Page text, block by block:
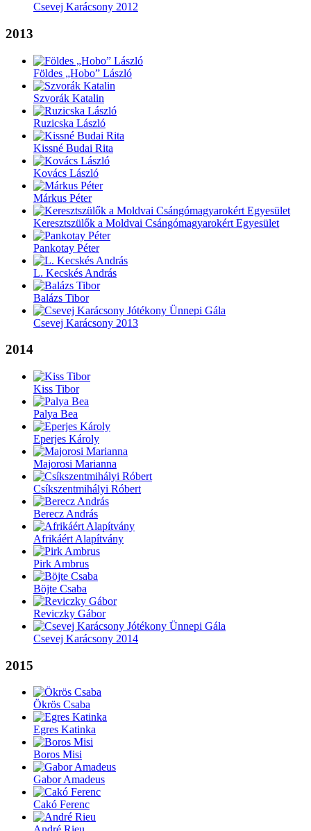
Csevej Karácsony 2012
2013
Földes „Hobo” László
Szvorák Katalin
Ruzicska László
Kissné Budai Rita
Kovács László
Márkus Péter
Keresztszülők a Moldvai Csángómagyarokért Egyesület
Pankotay Péter
L. Kecskés András
Balázs Tibor
Csevej Karácsony 2013
2014
Kiss Tibor
Palya Bea
Eperjes Károly
Majorosi Marianna
Csíkszentmihályi Róbert
Berecz András
Afrikáért Alapítvány
Pirk Ambrus
Böjte Csaba
Reviczky Gábor
Csevej Karácsony 2014
2015
Ökrös Csaba
Egres Katinka
Boros Misi
Gabor Amadeus
Cakó Ferenc